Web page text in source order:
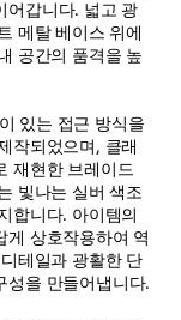
어갑니다. 넓고 광
메탈 베이스 위에
공간의 품격을 높
있는 접근 방식을
작되었으며, 클래
재현한 브레이드
빛나는 실버 색조
합니다. 아이템의
게 상호작용하여 역
테일과 광활한 단
성을 만들어냅니다.